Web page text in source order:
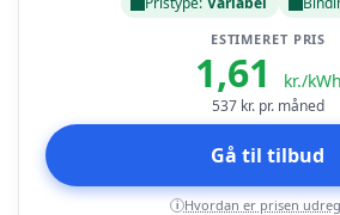
ESTIMERET PRIS
1,61 kr./kWh
537 kr. pr. måned
Gå til tilbud
i Hvordan er prisen